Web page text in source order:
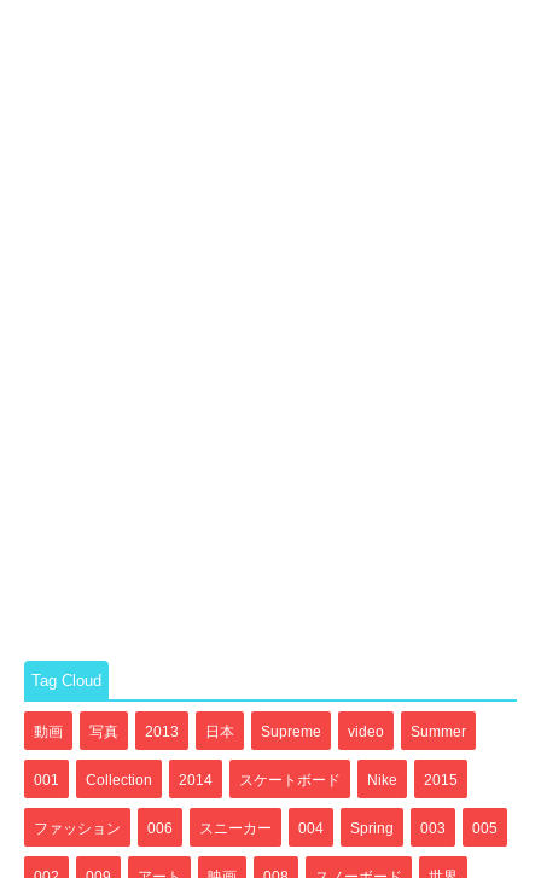
Tag Cloud
動画 写真 2013 日本 Supreme video Summer
001 Collection 2014 スケートボード Nike 2015
ファッション 006 スニーカー 004 Spring 003 005